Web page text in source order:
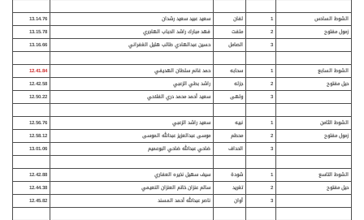
الشوط السادس 1 لفان سعيد عبيد سعيد رشدان
13.14.76
زمول مفتوح
2 ملفت فهد مبارك راشد الحباب الهاجري
13.15.78
3
الصامل حسين عبدالهادي طالب هليل الغفراني 13.16.66
الشوط السابع 1 سحابه حمد غانم سلطان الهديفي
12.41.84
حيل مفتوح
2 جزله راشد بطي الزعبي
12.42.58
3
ولهى سعيد أحمد محمد دري الفلاحي 12.50.22
الشوط الثامن 1 نبيه سعيد راشد الزعبي
12.56.76
زمول مفتوح
2 محطم موسى عبدالعزيز عبدالله الموسى
12.58.12
3
الحداف ضاحي عبدالله ضاحي البوعميم 13.01.06
الشوط التاسع 1 شودة سيف سهيل نخيره العفاري
12.42.88
حيل مفتوح
2 تغريد سالم عنزان خاتم العنزان النعيمي
12.44.38
3
أوان ناصر عبدالله أحمد المسند 12.45.82